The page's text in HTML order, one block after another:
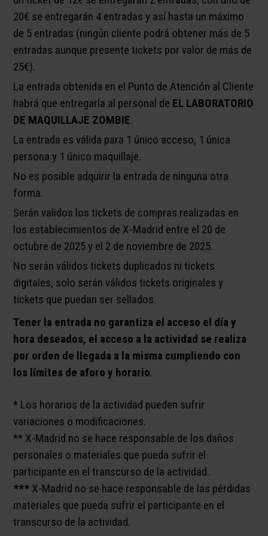
20€ se entregarán 4 entradas y así hasta un máximo
de 5 entradas (ningún cliente podrá obtener más de 5
entradas aunque presente tickets por valor de más de
25€).
La entrada obtenida en el Punto de Atención al Cliente
habrá que entregarla al personal de EL LABORATORIO
DE MAQUILLAJE ZOMBIE.
La entrada es válida para 1 único acceso, 1 única
persona y 1 único maquillaje.
No es posible adquirir la entrada de ninguna otra
forma.
Serán validos los tickets de compras realizadas en
los establecimientos de X-Madrid entre el 20 de
octubre de 2025 y el 2 de noviembre de 2025.
No serán válidos tickets duplicados ni tickets
digitales, solo serán válidos tickets originales y
tickets que puedan ser sellados.
Tener la entrada no garantiza el acceso el día y
hora deseados, el acceso a la actividad se realiza
por orden de llegada a la misma cumpliendo con
los límites de aforo y horario.
* Los horarios de la actividad pueden sufrir
variaciones o modificaciones.
** X-Madrid no se hace responsable de los daños
personales o materiales que pueda sufrir el
participante en el transcurso de la actividad.
*** X-Madrid no se hace responsable de las pérdidas
materiales que pueda sufrir el participante en el
transcurso de la actividad.